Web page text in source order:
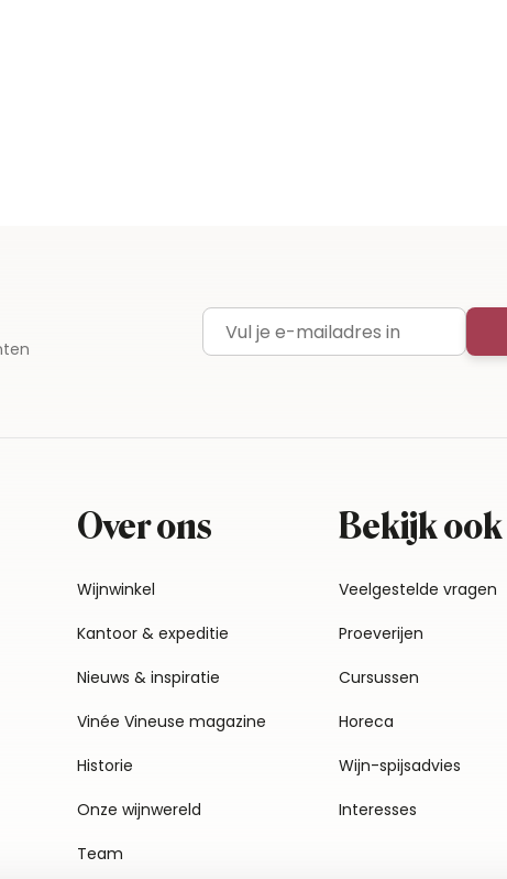
E-mailadres
Over ons
Wijnwinkel
Kantoor & expeditie
Nieuws & inspiratie
Vinée Vineuse magazine
Historie
Onze wijnwereld
Team
Bekijk ook
Veelgestelde vragen
Proeverijen
Cursussen
Horeca
Wijn-spijsadvies
Interesses